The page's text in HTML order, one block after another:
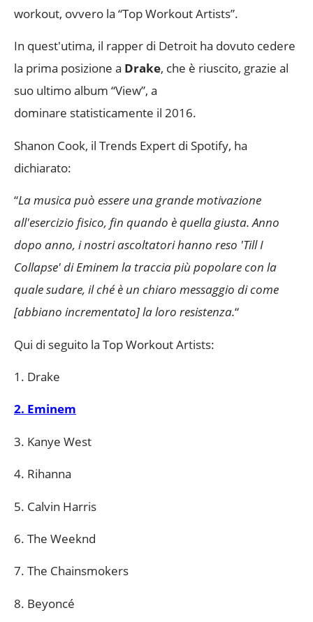
workout, ovvero la “Top Workout Artists”.
In quest'utima, il rapper di Detroit ha dovuto cedere
la prima posizione a Drake, che è riuscito, grazie al
suo ultimo album “View”, a
dominare statisticamente il 2016.
Shanon Cook, il Trends Expert di Spotify, ha
dichiarato:
“La musica può essere una grande motivazione
all'esercizio fisico, fin quando è quella giusta. Anno
dopo anno, i nostri ascoltatori hanno reso 'Till I
Collapse' di Eminem la traccia più popolare con la
quale sudare, il ché è un chiaro messaggio di come
[abbiano incrementato] la loro resistenza.“
Qui di seguito la Top Workout Artists:
1. Drake
2. Eminem
3. Kanye West
4. Rihanna
5. Calvin Harris
6. The Weeknd
7. The Chainsmokers
8. Beyoncé